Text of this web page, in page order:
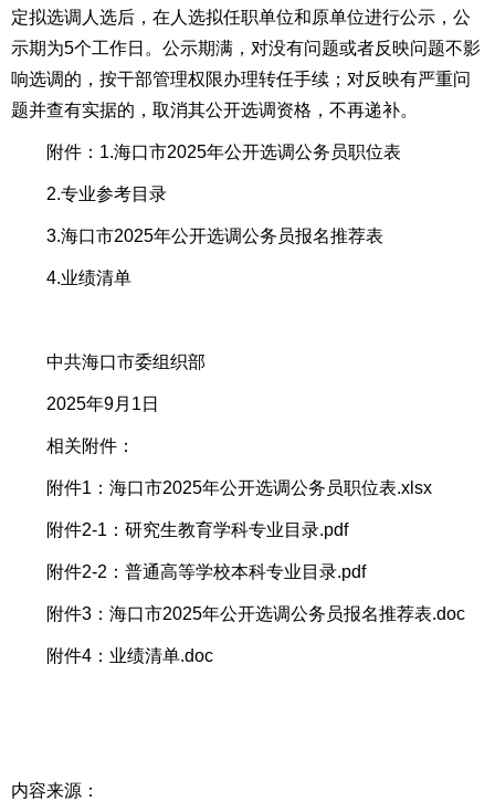
定拟选调人选后，在人选拟任职单位和原单位进行公示，公
示期为5个工作日。公示期满，对没有问题或者反映问题不影
响选调的，按干部管理权限办理转任手续；对反映有严重问
题并查有实据的，取消其公开选调资格，不再递补。
附件：1.海口市2025年公开选调公务员职位表
2.专业参考目录
3.海口市2025年公开选调公务员报名推荐表
4.业绩清单
中共海口市委组织部
2025年9月1日
相关附件：
附件1：海口市2025年公开选调公务员职位表.xlsx
附件2-1：研究生教育学科专业目录.pdf
附件2-2：普通高等学校本科专业目录.pdf
附件3：海口市2025年公开选调公务员报名推荐表.doc
附件4：业绩清单.doc
内容来源：